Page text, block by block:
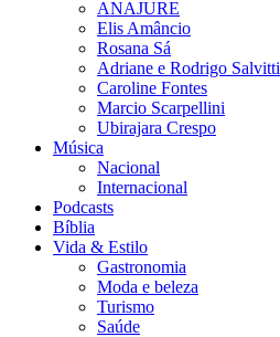
ANAJURE
Elis Amâncio
Rosana Sá
Adriane e Rodrigo Salvitti
Caroline Fontes
Marcio Scarpellini
Ubirajara Crespo
Música
Nacional
Internacional
Podcasts
Bíblia
Vida & Estilo
Gastronomia
Moda e beleza
Turismo
Saúde